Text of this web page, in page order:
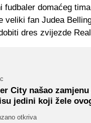
fudbaler domaćeg
veliki fan Judea
dres zvijezde
City našao
jedini koji žele
otkriva